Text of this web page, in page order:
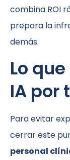
combina ROI
prepara la
demás.
Lo
IA por
Para evitar
cerrar este
personal